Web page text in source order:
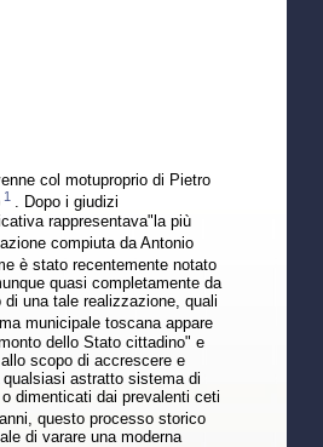
col motuproprio di Pietro
1 . Dopo i giudizi
rappresentava"la più
compiuta da Antonio
è stato recentemente notato
quasi completamente da
una tale realizzazione, quali
municipale toscana appare
dello Stato cittadino" e
scopo di accrescere e
astratto sistema di
dimenticati dai prevalenti ceti
questo processo storico
di varare una moderna